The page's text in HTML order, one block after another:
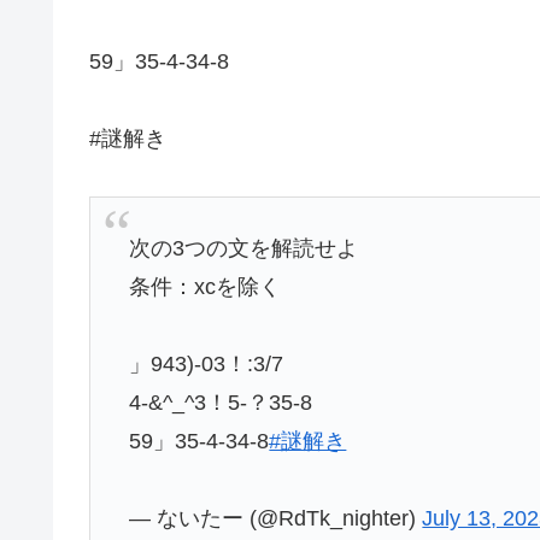
59」35-4-34-8
#謎解き
次の3つの文を解読せよ
条件：xcを除く
」943)-03！:3/7
4-&^_^3！5-？35-8
59」35-4-34-8#謎解き
— ないたー (@RdTk_nighter)July 13,